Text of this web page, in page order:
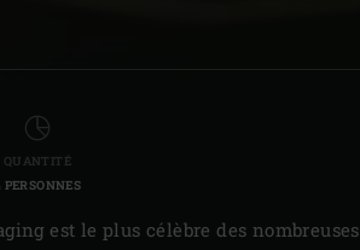
QUANTITÉ
PERSONNES
est le plus célèbre des nombreuses